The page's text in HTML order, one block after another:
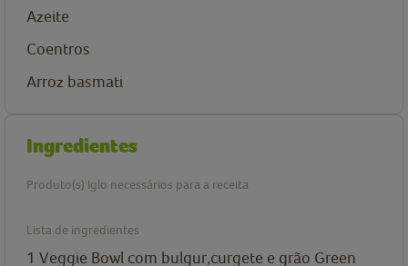
Azeite
Coentros
Arroz basmati
Ingredientes
Produto(s) Iglo necessários para a receita
Lista de ingredientes
1 Veggie Bowl com bulgur,curgete e grão Green